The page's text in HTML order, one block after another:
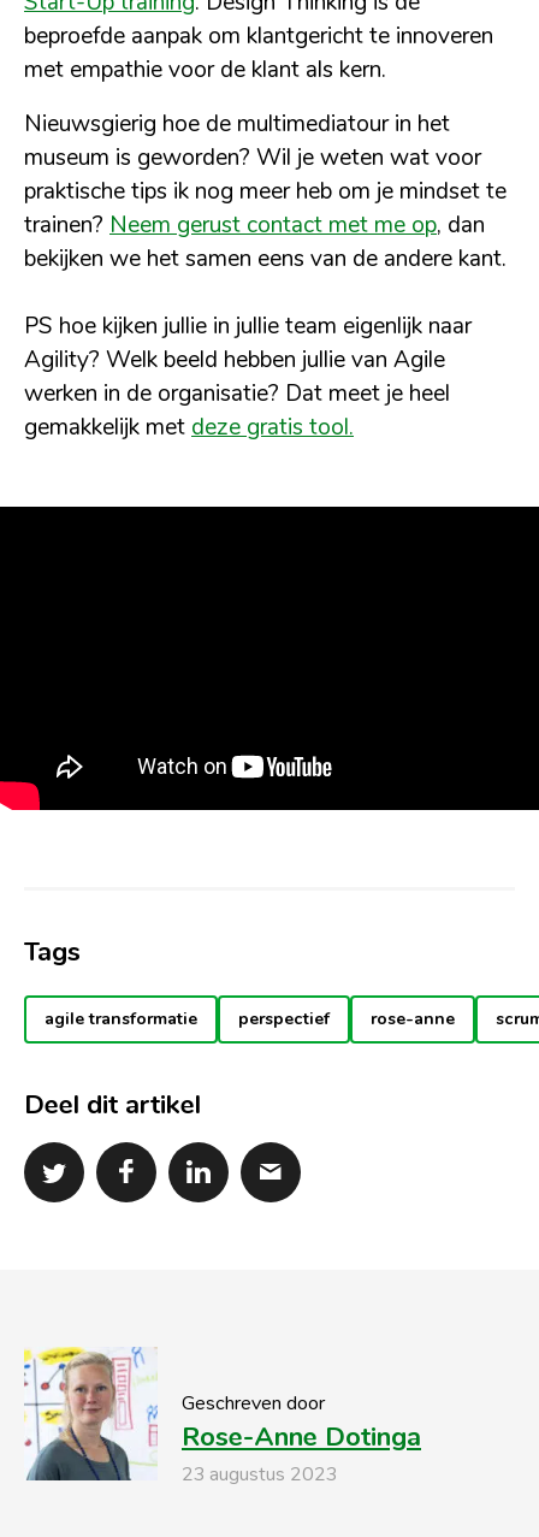
beproefde aanpak om klantgericht te innoveren
met empathie voor de klant als kern.
Nieuwsgierig hoe de multimediatour in het
museum is geworden? Wil je weten wat voor
praktische tips ik nog meer heb om je mindset te
trainen? Neem gerust contact met me op, dan
bekijken we het samen eens van de andere kant.
PS hoe kijken jullie in jullie team eigenlijk naar
Agility? Welk beeld hebben jullie van Agile
werken in de organisatie? Dat meet je heel
gemakkelijk met deze gratis tool.
Tags
agile transformatie perspectief rose-anne
Deel dit artikel
Geschreven door
Rose-Anne Dotinga
23 augustus 2023